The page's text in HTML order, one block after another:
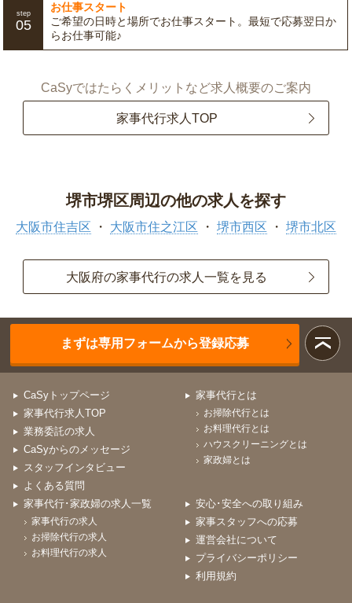
step
05
お仕事スタート
ご希望の日時と場所でお仕事スタート。最短で応募翌日か
らお仕事可能♪
CaSyではたらくメリットなど求人概要のご案内
家事代行求人TOP
堺市堺区周辺の他の求人を探す
大阪市住吉区 大阪市住之江区 堺市西区 堺市北区
大阪府の家事代行の求人一覧を見る
まずは専用フォームから登録応募
CaSyトップページ
家事代行求人TOP
業務委託の求人
CaSyからのメッセージ
スタッフインタビュー
よくある質問
家事代行とは
お掃除代行とは
お料理代行とは
ハウスクリーニングとは
家政婦とは
家事代行･家政婦の求人一覧
家事代行の求人
お掃除代行の求人
お料理代行の求人
安心･安全への取り組み
家事スタッフへの応募
運営会社について
プライバシーポリシー
利用規約